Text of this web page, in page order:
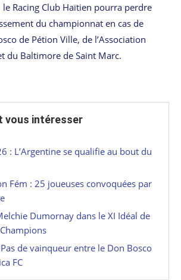
le Racing Club Haïtien pourra perdre
du championnat en cas de
de Pétion Ville, de l’Association
du Baltimore de Saint Marc.
vous intéresser
: L’Argentine se qualifie au bout du
Fém : 25 joueuses convoquées par
Dumornay dans le XI Idéal de
de vainqueur entre le Don Bosco
FC